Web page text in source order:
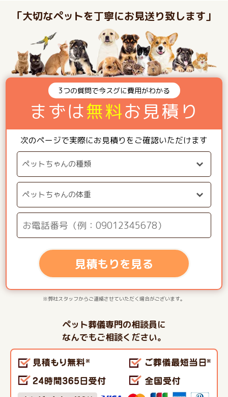
「大切なペットを丁寧にお見送り致します」
3つの質問で今スグに費用がわかる
まずは無料お見積り
次のページで実際にお見積りをご確認いただけます
見積もりを見る
※弊社スタッフからご連絡させていただく場合がございます。
ペット葬儀専門の相談員に
なんでもご相談ください。